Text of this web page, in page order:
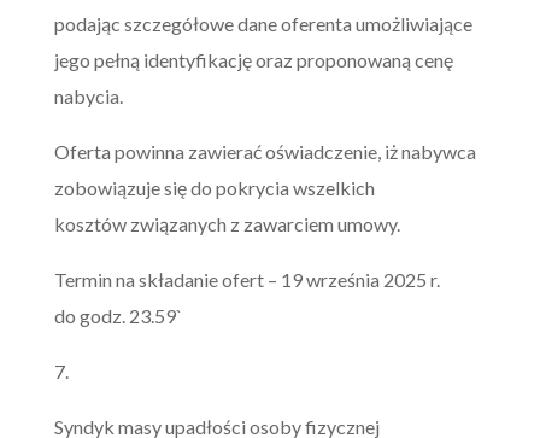
podając szczegółowe dane oferenta umożliwiające
jego pełną identyfikację oraz proponowaną cenę
nabycia.
Oferta powinna zawierać oświadczenie, iż nabywca
zobowiązuje się do pokrycia wszelkich
kosztów związanych z zawarciem umowy.
Termin na składanie ofert – 19 września 2025 r.
do godz. 23.59`
7.
Syndyk masy upadłości osoby fizycznej